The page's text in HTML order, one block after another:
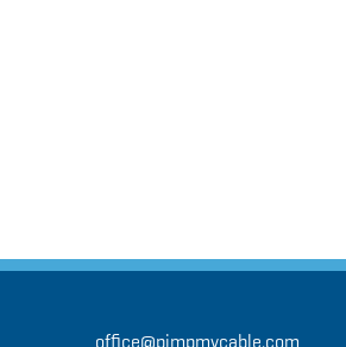
office@pimpmycable.com